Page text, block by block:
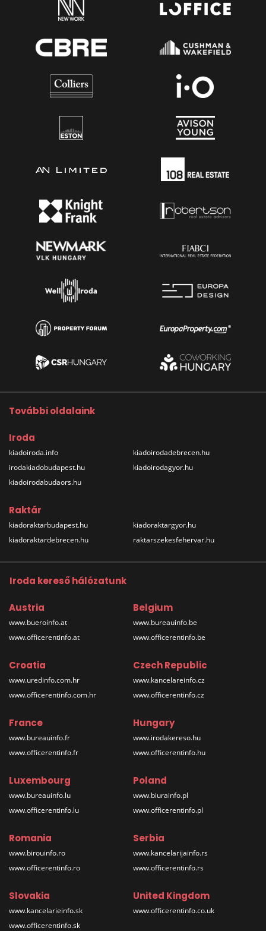
További oldalaink
Iroda
kiadoiroda.info
irodakiadobudapest.hu
kiadoirodabudaors.hu
kiadoirodadebrecen.hu
kiadoirodagyor.hu
Raktár
kiadoraktarbudapest.hu
kiadoraktardebrecen.hu
kiadoraktargyor.hu
raktarszekesfehervar.hu
Iroda kereső hálózatunk
Austria
www.bueroinfo.at
www.officerentinfo.at
Belgium
www.bureauinfo.be
www.officerentinfo.be
Croatia
www.uredinfo.com.hr
www.officerentinfo.com.hr
Czech Republic
www.kancelareinfo.cz
www.officerentinfo.cz
France
www.bureauinfo.fr
www.officerentinfo.fr
Hungary
www.irodakereso.hu
www.officerentinfo.hu
Luxembourg
www.bureauinfo.lu
www.officerentinfo.lu
Poland
www.biurainfo.pl
www.officerentinfo.pl
Romania
www.birouinfo.ro
www.officerentinfo.ro
Serbia
www.kancelarijainfo.rs
www.officerentinfo.rs
Slovakia
www.kancelarieinfo.sk
www.officerentinfo.sk
United Kingdom
www.officerentinfo.co.uk